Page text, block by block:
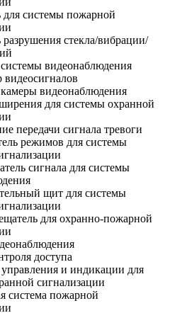
для системы пожарной
стекла/вибрации/
видеонаблюдения
видеонаблюдения
для системы охранной
передачи сигнала тревоги
режимов для системы
сигнала для системы
щит для системы
для охранно-пожарной
доступа
управления и индикации для
сигнализации
система пожарной